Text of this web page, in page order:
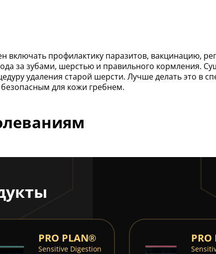
включать профилактику паразитов, вакцинацию,
за зубами, шерстью и правильного кормления.
удаления старой шерсти. Лучше делать это в
для кожи гребнем.
PRO PLAN®
Sensitive Digestion